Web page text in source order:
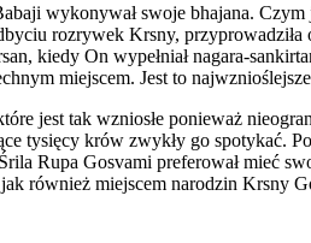
wykonywał swoje bhajana.
rozrywek Krsny,
kiedy On wypełniał nagara-
miejscem. Jest to
jest tak wzniosłe ponieważ
tysięcy krów zwykły go spotykać.
Rupa Gosvami preferował mieć
również miejscem narodzin Krsny